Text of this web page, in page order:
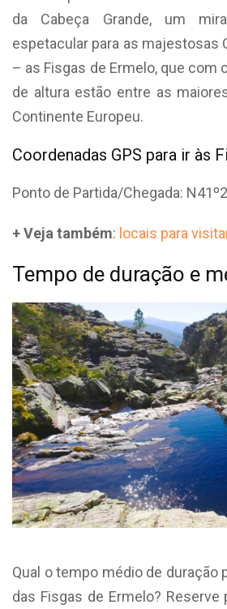
da Cabeça Grande, um
espetacular para as majestosas
– as Fisgas de Ermelo, que com
de altura estão entre as
Continente Europeu.
Coordenadas GPS para ir às
Ponto de Partida/Chegada:
+ Veja também: locais para
Tempo de duração e
Qual o tempo médio de duração
das Fisgas de Ermelo?